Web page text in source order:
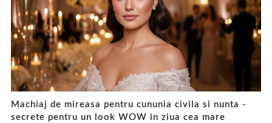
Machiaj de mireasa pentru cununia civila si nunta -
secrete pentru un look WOW in ziua cea mare